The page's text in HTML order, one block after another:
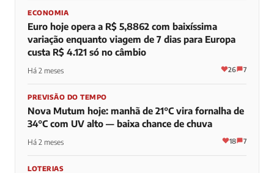
ECONOMIA
Euro hoje opera a R$ 5,8862 com baixíssima
variação enquanto viagem de 7 dias para Europa
custa R$ 4.121 só no câmbio
Há 2 meses 26 7
PREVISÃO DO TEMPO
Nova Mutum hoje: manhã de 21°C vira fornalha de
34°C com UV alto — baixa chance de chuva
Há 2 meses 18 7
LOTERIAS